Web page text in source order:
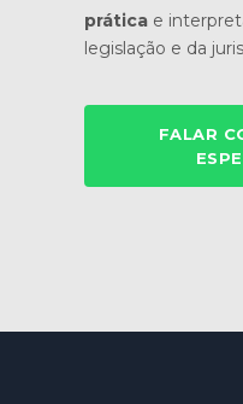
prática e
legislação e da
FALAR